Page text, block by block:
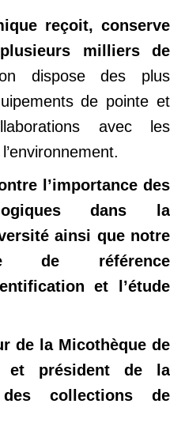
reçoit, conserve
milliers de
dispose des plus
de pointe et
avec les
l’importance des
dans la
ainsi que notre
de référence
et l’étude
de la Micothèque de
et président de la
des collections de